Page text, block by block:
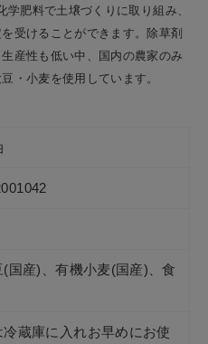
肥料で土壌づくりに取り組み、
受けることができます。除草剤
産性も低い中、国内の農家のみ
・小麦を使用しています。
(国産)、有機小麦(国産)、食
冷蔵庫に入れお早めにお使